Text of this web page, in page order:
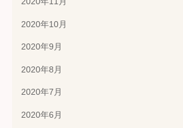
2020年10月
2020年9月
2020年8月
2020年7月
2020年6月